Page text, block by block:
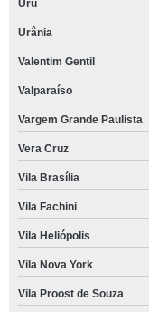
Uru
Urânia
Valentim Gentil
Valparaíso
Vargem Grande Paulista
Vera Cruz
Vila Brasília
Vila Fachini
Vila Heliópolis
Vila Nova York
Vila Proost de Souza